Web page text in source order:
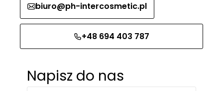
biuro@ph-intercosmetic.pl
+48 694 403 787
Napisz do nas